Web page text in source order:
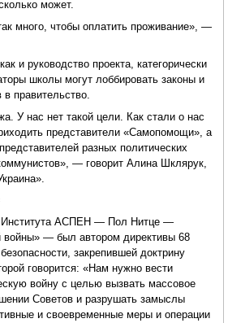
может.
много, чтобы оплатить проживание», —
и руководство проекта, категорически
школы могут лоббировать законы и
правительство.
У нас нет такой цели. Как стали о нас
представители «Самопомощи», а
разных политических
— говорит Алина Шклярук,
Института АСПЕН — Пол Нитце —
войны» — был автором директивы 68
закрепившей доктрину
говорится: «Нам нужно вести
войну с целью вызвать массовое
Советов и разрушать замыслы
и своевременные меры и операции